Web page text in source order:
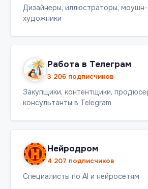
Дизайнеры, иллюстраторы,
художники
Работа в Телеграм
3 206 подписчиков
Закупщики, контентщики,
консультанты в Telegram
Нейродром
4 207 подписчиков
Специалисты по AI и нейросетям